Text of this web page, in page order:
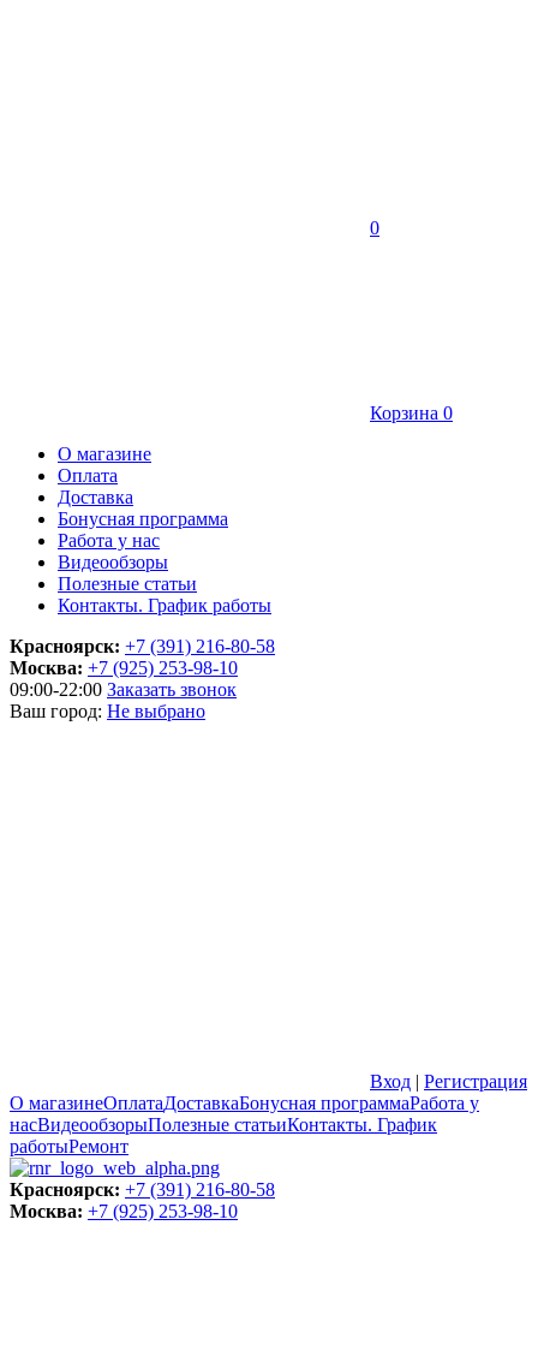
0
Корзина 0
О магазине
Оплата
Доставка
Бонусная программа
Работа у нас
Видеообзоры
Полезные статьи
Контакты. График работы
Красноярск: +7 (391) 216-80-58
Москва: +7 (925) 253-98-10
09:00-22:00 Заказать звонок
Ваш город: Не выбрано
Вход | Регистрация
О магазинеОплатаДоставкаБонусная программаРабота у
насВидеообзорыПолезные статьиКонтакты. График
работыРемонт
Красноярск: +7 (391) 216-80-58
Москва: +7 (925) 253-98-10